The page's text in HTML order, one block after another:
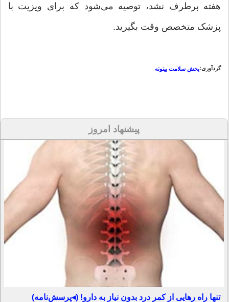
هفته برطرف نشد، توصیه می‌شود که برای ویزیت با
پزشک متخصص وقت بگیرید.
گردآوری:بخش سلامت بیتوته
پیشنهاد امروز
تنها راه رهایی از کمر درد بدون نیاز به دارو! (◂پرسش‌نامه)